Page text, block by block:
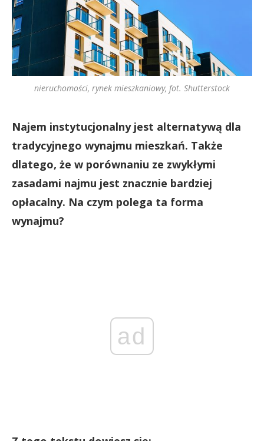
nieruchomości, rynek mieszkaniowy, fot. Shutterstock
Najem instytucjonalny jest alternatywą dla
tradycyjnego wynajmu mieszkań. Także
dlatego, że w porównaniu ze zwykłymi
zasadami najmu jest znacznie bardziej
opłacalny. Na czym polega ta forma
wynajmu?
ad